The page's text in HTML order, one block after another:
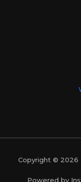
Copyright © 2026
Powered by